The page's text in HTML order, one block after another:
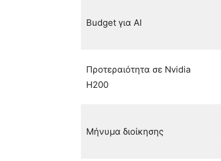
Budget για AI
Προτεραιότητα σε Nvidia
H200
Μήνυμα διοίκησης